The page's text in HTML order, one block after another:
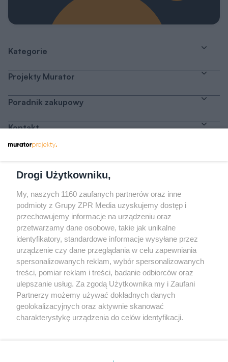
Kategorie
Projekty Murator
Poradnik zakupowy
Kontakt
Odwiedź grupę na Facebooku
Gdybym budował drugi raz - mądry Polak
przed budową
Forum Muratora
Drogi Użytkowniku,
My, naszych 1160 zaufanych partnerów oraz inne
podmioty z Grupy ZPR Media uzyskujemy dostęp i
przechowujemy informacje na urządzeniu oraz
przetwarzamy dane osobowe, takie jak unikalne
identyfikatory, standardowe informacje wysyłane przez
urządzenie czy dane przeglądania w celu zapewniania
spersonalizowanych reklam, wybór spersonalizowanych
treści, pomiar reklam i treści, badanie odbiorców oraz
ulepszanie usług. Za zgodą Użytkownika my i Zaufani
Partnerzy możemy używać dokładnych danych
geolokalizacyjnych oraz aktywnie skanować
charakterystykę urządzenia do celów identyfikacji.